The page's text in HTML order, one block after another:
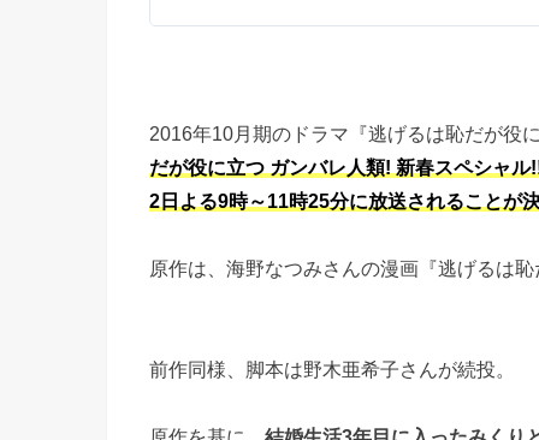
2016年10月期のドラマ『逃げるは恥だが役
だが役に立つ ガンバレ人類! 新春スペシャ
2日よる9時～11時25分に放送されることが
原作は、海野なつみさんの漫画『逃げるは
前作同様、脚本は野木亜希子さんが続投。